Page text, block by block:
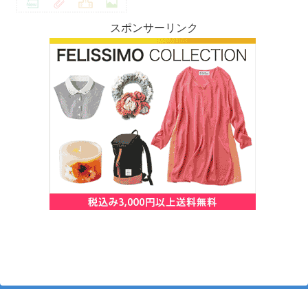
スポンサーリンク